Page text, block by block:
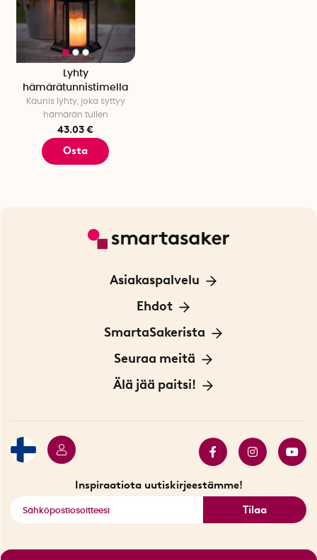
Lyhty
hämärätunnistimella
Kaunis lyhty, joka syttyy
hämärän tullen
43.03 €
Osta
Asiakaspalvelu
Ota yhteyttä
Ehdot
Tietoa evästeistä
Yksityisyydensuoja
Sopimusehdot
SmartaSakerista
Meistä
Myymälä Tukholmassa
Seuraa meitä
Innovaattoriblogi
Älä jää paitsi!
Inspiraatiota uutiskirjeestämme!
Tilaa